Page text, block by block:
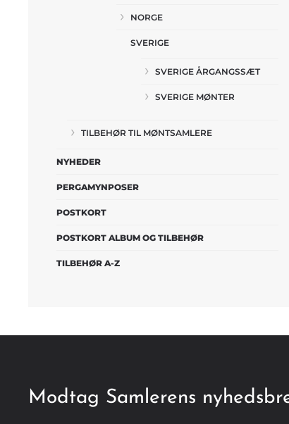
NORGE
SVERIGE
SVERIGE ÅRGANGSSÆT
SVERIGE MØNTER
TILBEHØR TIL MØNTSAMLERE
NYHEDER
PERGAMYNPOSER
POSTKORT
POSTKORT ALBUM OG TILBEHØR
TILBEHØR A-Z
Modtag Samlerens